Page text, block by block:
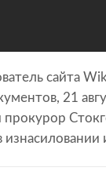
сайта
21
изнасиловании